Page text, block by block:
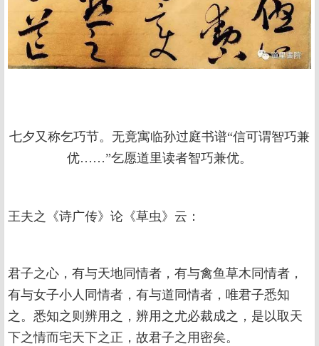
七夕又称乞巧节。无竟寓临孙过庭书谱“信可谓智巧兼
优……”乞愿道里读者智巧兼优。
王夫之《诗广传》论《草虫》云：
君子之心，有与天地同情者，有与禽鱼草木同情者，
有与女子小人同情者，有与道同情者，唯君子悉知
之。悉知之则辨用之，辨用之尤必裁成之，是以取天
下之情而宅天下之正，故君子之用密矣。